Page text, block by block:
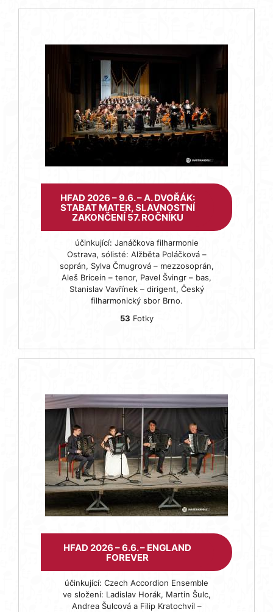
HFAD 2026 – 9.6. – A. DVOŘÁK:
STABAT MATER, SLAVNOSTNÍ
ZAKONČENÍ 57. ROČNÍKU
účinkující: Janáčkova filharmonie
Ostrava, sólisté: Alžběta Poláčková –
soprán, Sylva Čmugrová – mezzosoprán,
Aleš Bricein – tenor, Pavel Švingr – bas,
Stanislav Vavřínek – dirigent, Český
filharmonický sbor Brno.
53 Fotky
HFAD 2026 – 6.6. – ENGLAND
FOREVER
účinkující: Czech Accordion Ensemble
ve složení: Ladislav Horák, Martin Šulc,
Andrea Šulcová a Filip Kratochvíl –